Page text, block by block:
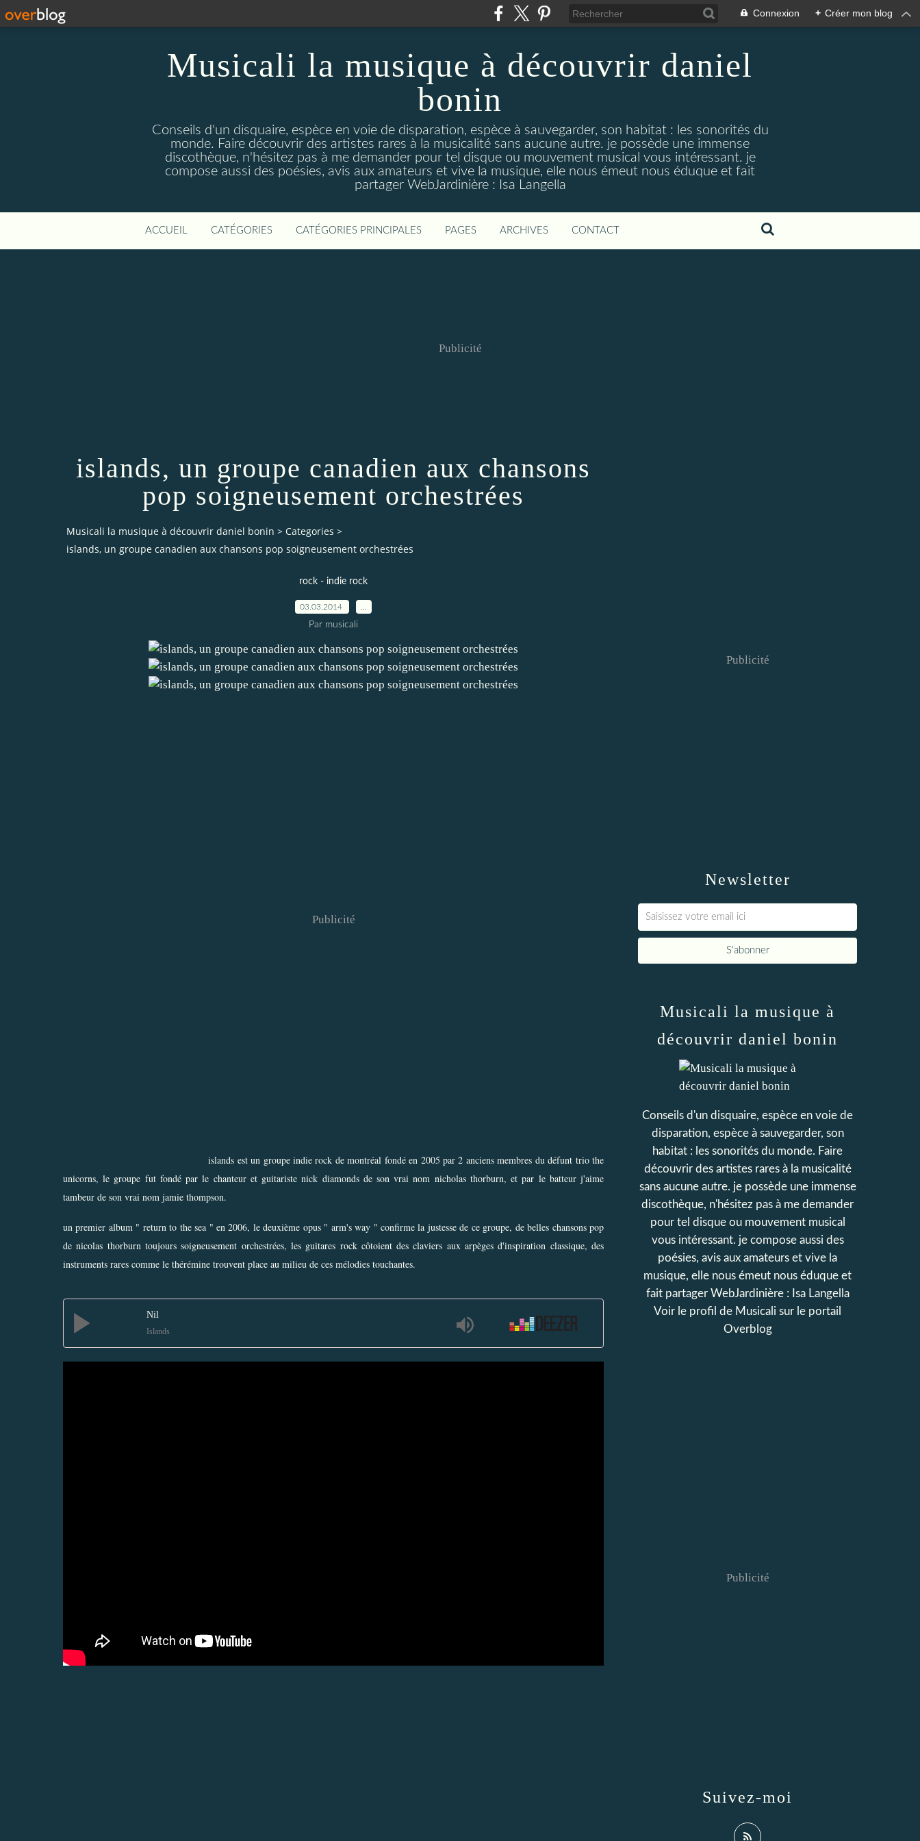
Connexion + Créer mon blog
Musicali la musique à découvrir daniel
bonin
Conseils d'un disquaire, espèce en voie de disparation, espèce à sauvegarder, son habitat : les sonorités du
monde. Faire découvrir des artistes rares à la musicalité sans aucune autre. je possède une immense
discothèque, n'hésitez pas à me demander pour tel disque ou mouvement musical vous intéressant. je
compose aussi des poésies, avis aux amateurs et vive la musique, elle nous émeut nous éduque et fait
partager WebJardinière : Isa Langella
ACCUEIL CATÉGORIES CATÉGORIES PRINCIPALES PAGES ARCHIVES CONTACT
Publicité
islands, un groupe canadien aux chansons
pop soigneusement orchestrées
Musicali la musique à découvrir daniel bonin > Categories >
islands, un groupe canadien aux chansons pop soigneusement orchestrées
rock - indie rock
03.03.2014
Par musicali
Publicité
islands est un groupe indie rock de montréal fondé en 2005 par 2 anciens membres du défunt trio the
unicorns, le groupe fut fondé par le chanteur et guitariste nick diamonds de son vrai nom nicholas thorburn, et par le batteur j'aime
tambeur de son vrai nom jamie thompson.
un premier album " return to the sea " en 2006, le deuxième opus " arm's way " confirme la justesse de ce groupe, de belles chansons pop
de nicolas thorburn toujours soigneusement orchestrées, les guitares rock côtoient des claviers aux arpèges d'inspiration classique, des
instruments rares comme le thérémine trouvent place au milieu de ces mélodies touchantes.
Nil
Islands
Newsletter
Publicité
Musicali la musique à
découvrir daniel bonin
Conseils d'un disquaire, espèce en voie de
disparation, espèce à sauvegarder, son
habitat : les sonorités du monde. Faire
découvrir des artistes rares à la musicalité
sans aucune autre. je possède une immense
discothèque, n'hésitez pas à me demander
pour tel disque ou mouvement musical
vous intéressant. je compose aussi des
poésies, avis aux amateurs et vive la
musique, elle nous émeut nous éduque et
fait partager WebJardinière : Isa Langella
Voir le profil de Musicali sur le portail
Overblog
Suivez-moi
Publicité